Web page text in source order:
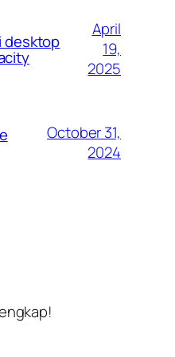
desktop
April
19,
2025
October 31,
2024